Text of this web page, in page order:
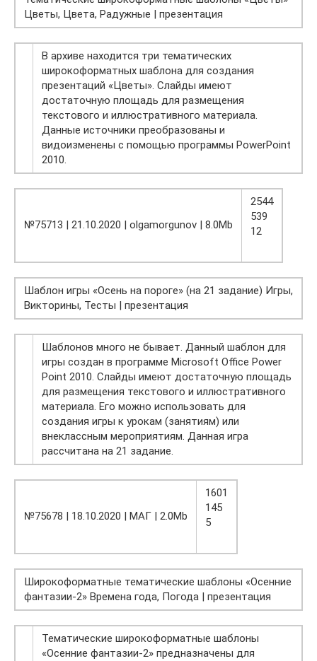
Цветы, Цвета, Радужные | презентация
В архиве находится три тематических
широкоформатных шаблона для создания
презентаций «Цветы». Слайды имеют
достаточную площадь для размещения
текстового и иллюстративного материала.
Данные источники преобразованы и
видоизменены с помощью программы PowerPoint
2010.
№75713 | 21.10.2020 | olgamorgunov | 8.0Mb
2544
539
12
Шаблон игры «Осень на пороге» (на 21 задание) Игры,
Викторины, Тесты | презентация
Шаблонов много не бывает. Данный шаблон для
игры создан в программе Microsoft Office Power
Point 2010. Слайды имеют достаточную площадь
для размещения текстового и иллюстративного
материала. Его можно использовать для
создания игры к урокам (занятиям) или
внеклассным мероприятиям. Данная игра
рассчитана на 21 задание.
№75678 | 18.10.2020 | МАГ | 2.0Mb
1601
145
5
Широкоформатные тематические шаблоны «Осенние
фантазии-2» Времена года, Погода | презентация
Тематические широкоформатные шаблоны
«Осенние фантазии-2» предназначены для